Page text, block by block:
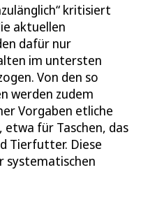
kritisiert
aktuellen
dafür nur
im untersten
Von den so
werden zudem
Vorgaben etliche
etwa für Taschen, das
Tierfutter. Diese
systematischen